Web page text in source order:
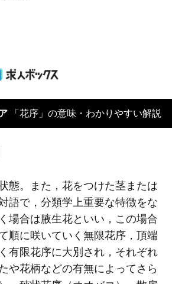
「花序」の意味・わかりやすい解説
態。また，花をつけた茎または
語で，分類学上重要な特徴をな
場合は腋生花といい，この場合
順に咲いていく無限花序，頂端
有限花序に大別され，それぞれ
や花柄などの有無によってさら